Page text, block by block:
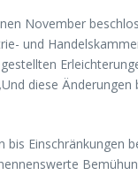
November
und
diese
Einschränkungen